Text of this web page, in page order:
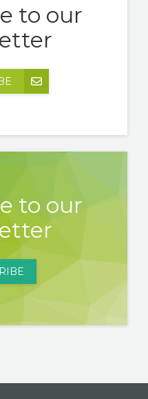
to our
to our